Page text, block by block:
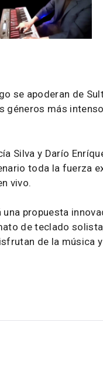
se apoderan de
géneros más
Silva y Darío
toda la fuerza
vivo.
propuesta
de teclado
de la música